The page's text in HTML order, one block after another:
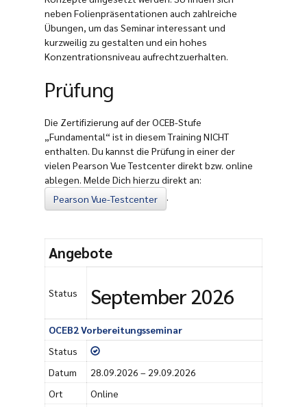
neben Folienpräsentationen auch zahlreiche
Übungen, um das Seminar interessant und
kurzweilig zu gestalten und ein hohes
Konzentrationsniveau aufrechtzuerhalten.
Prüfung
Die Zertifizierung auf der OCEB-Stufe
„Fundamental“ ist in diesem Training NICHT
enthalten. Du kannst die Prüfung in einer der
vielen Pearson Vue Testcenter direkt bzw. online
ablegen. Melde Dich hierzu direkt an:
Pearson Vue-Testcenter
.
Angebote
Status September 2026
OCEB2 Vorbereitungsseminar
Status
Datum
28.09.2026 – 29.09.2026
Ort
Online